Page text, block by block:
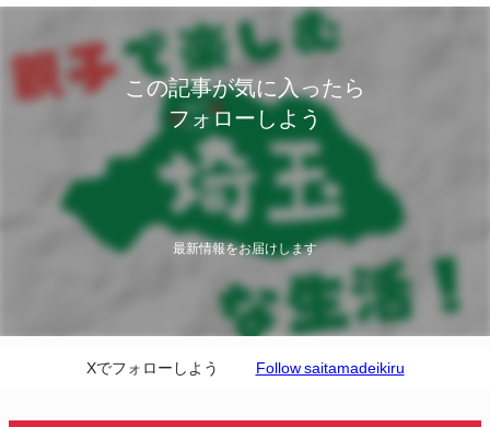
この記事が気に入ったら
フォローしよう
最新情報をお届けします
Xでフォローしよう Follow saitamadeikiru